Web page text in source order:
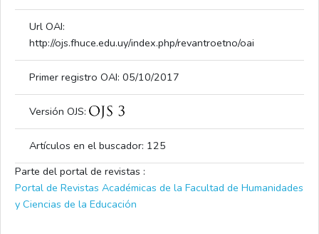
Url OAI:
http://ojs.fhuce.edu.uy/index.php/revantroetno/oai
Primer registro OAI: 05/10/2017
Versión OJS:
Artículos en el buscador: 125
Parte del portal de revistas :
Portal de Revistas Académicas de la Facultad de Humanidades
y Ciencias de la Educación